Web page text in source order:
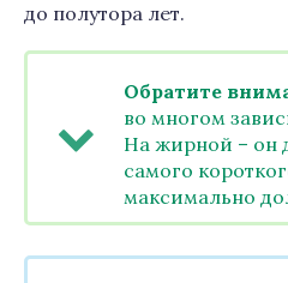
до полутора лет.
Обратите
во многом
На жирной – он
самого
максимально